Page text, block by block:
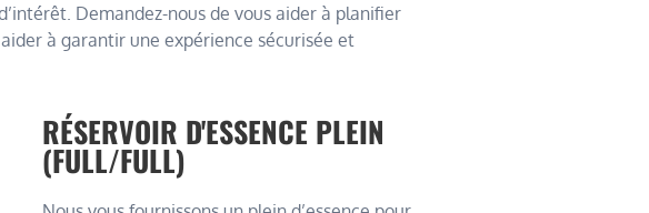
Demandez-nous de vous aider à planifier
aider à garantir une expérience sécurisée et
RÉSERVOIR D'ESSENCE PLEIN
(FULL/FULL)